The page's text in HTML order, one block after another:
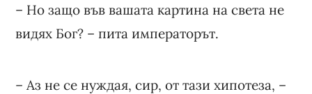
– Но защо във вашата картина на света не
видях Бог? – пита императорът.
– Аз не се нуждая, сир, от тази хипотеза, –